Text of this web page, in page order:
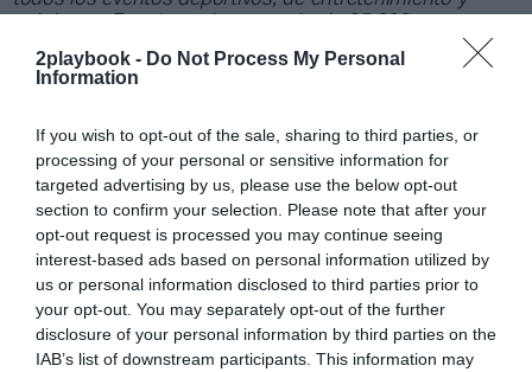
2playbook - Do Not Process My Personal
Information
If you wish to opt-out of the sale, sharing to third parties, or
processing of your personal or sensitive information for
targeted advertising by us, please use the below opt-out
section to confirm your selection. Please note that after your
opt-out request is processed you may continue seeing
interest-based ads based on personal information utilized by
us or personal information disclosed to third parties prior to
your opt-out. You may separately opt-out of the further
disclosure of your personal information by third parties on the
IAB’s list of downstream participants. This information may
contratos de las ligas europeas y norteamericanas de
fútbol y baloncesto, segmentados por competición,
valor económico aproximado de cada acuerdo. Si
quieres más información, contacta con nosotros a
través de intelligence@2playbook.com.
Añadir2Playbookcomo fuente preferida de Google
de forma gratuita
Mantente informado con las últimas noticias de actualidad.
ACTIVAR AHORA